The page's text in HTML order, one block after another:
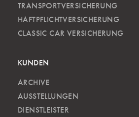
TRANSPORTVERSICHERUNG
HAFTPFLICHTVERSICHERUNG
CLASSIC CAR VERSICHERUNG
KUNDEN
ARCHIVE
AUSSTELLUNGEN
DIENSTLEISTER